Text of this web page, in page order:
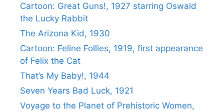
Cartoon: Great Guns!, 1927 starring Oswald
the Lucky Rabbit
The Arizona Kid, 1930
Cartoon: Feline Follies, 1919, first appearance
of Felix the Cat
That’s My Baby!, 1944
Seven Years Bad Luck, 1921
Voyage to the Planet of Prehistoric Women,